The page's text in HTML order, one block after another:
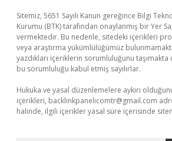
Sitemiz, 5651 Sayılı Kanun gereğince Bilgi
Kurumu (BTK) tarafından onaylanmış bir Yer
vermektedir. Bu nedenle, sitedeki içerikleri
veya araştırma yükümlülüğümüz
yazdıkları içeriklerin sorumluluğunu
bu sorumluluğu kabul etmiş sayılırlar.
Hukuka ve yasal düzenlemelere aykırı
içerikleri, backlinkpanelicomtr@gmail.com
halinde, ilgili içerikler yasal süre içerisinde